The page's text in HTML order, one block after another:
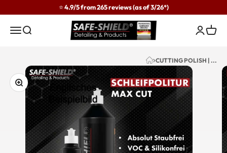
⭐ 4.9/5 from 265 reviews (as of 3/26*)
MenuSearch Safe-Shield Login
Cart
CUTTING POLISH | ...
Zoom